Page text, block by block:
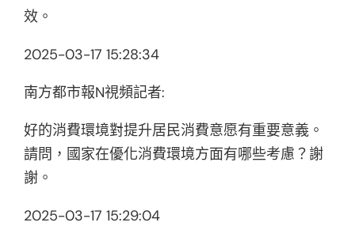
效。
2025-03-17 15:28:34
南方都市報N視頻記者:
好的消費環境對提升居民消費意愿有重要意義。
請問，國家在優化消費環境方面有哪些考慮？謝
謝。
2025-03-17 15:29:04